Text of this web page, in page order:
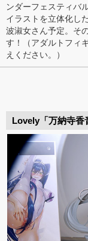
ンダーフェスティバ
イラストを立体化し
波淑女さん予定。そ
す！（アダルトフィ
えください。）
Lovely「万納寺香